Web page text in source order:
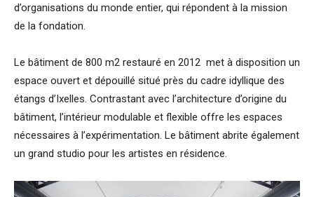
d’organisations du monde entier, qui répondent à la mission
de la fondation.
Le bâtiment de 800 m2 restauré en 2012 met à disposition un
espace ouvert et dépouillé situé près du cadre idyllique des
étangs d’Ixelles. Contrastant avec l’architecture d’origine du
bâtiment, l’intérieur modulable et flexible offre les espaces
nécessaires à l’expérimentation. Le bâtiment abrite également
un grand studio pour les artistes en résidence.